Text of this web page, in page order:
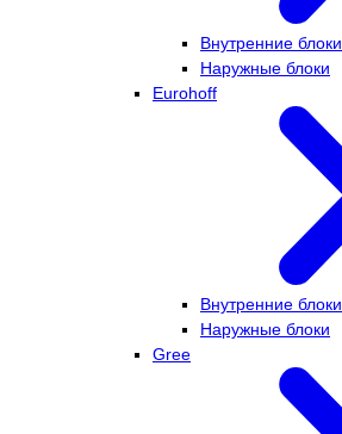
Внутренние блоки
Наружные блоки
Eurohoff
Внутренние блоки
Наружные блоки
Gree